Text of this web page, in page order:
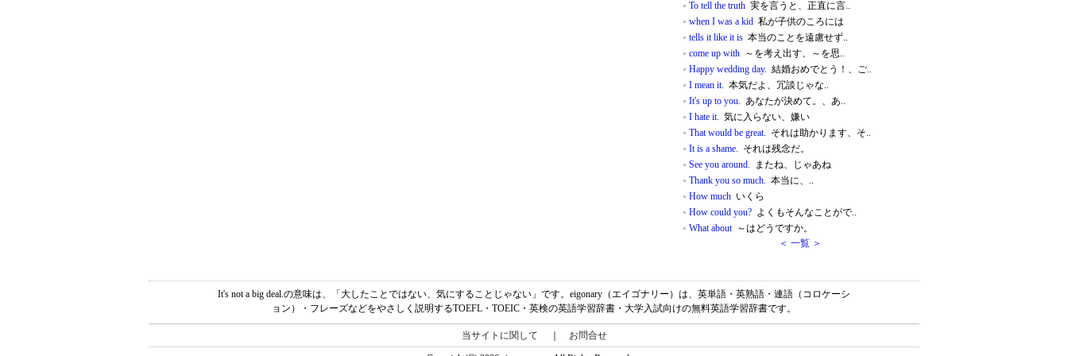
To tell the truth 実を言うと、正直に言..
when I was a kid 私が子供のころには
tells it like it is 本当のことを遠慮せず..
come up with ～を考え出す、～を思..
Happy wedding day. 結婚おめでとう！、ご..
I mean it. 本気だよ、冗談じゃな..
It's up to you. あなたが決めて。、あ..
I hate it. 気に入らない、嫌い
That would be great. それは助かります、そ..
It is a shame. それは残念だ。
See you around. またね、じゃあね
Thank you so much. 本当に、..
How much いくら
How could you? よくもそんなことがで..
What about～はどうですか。
＜ 一覧 ＞
It's not a big deal.の意味は、「大したことではない、気にすることじゃない」です。eigonary（エイゴナリー）は、英単語・英熟語・連語（コロケーシ
ョン）・フレーズなどをやさしく説明するTOEFL・TOEIC・英検の英語学習辞書・大学入試向けの無料英語学習辞書です。
当サイトに関して お問合せ